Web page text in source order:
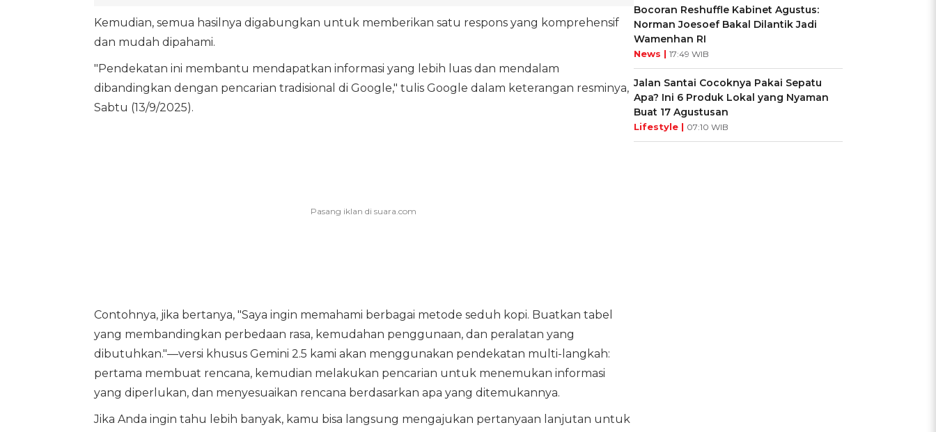
Kemudian, semua hasilnya digabungkan untuk memberikan satu respons yang komprehensif
dan mudah dipahami.
"Pendekatan ini membantu mendapatkan informasi yang lebih luas dan mendalam
dibandingkan dengan pencarian tradisional di Google," tulis Google dalam keterangan resminya,
Sabtu (13/9/2025).
Contohnya, jika bertanya, "Saya ingin memahami berbagai metode seduh kopi. Buatkan tabel
yang membandingkan perbedaan rasa, kemudahan penggunaan, dan peralatan yang
dibutuhkan."—versi khusus Gemini 2.5 kami akan menggunakan pendekatan multi-langkah:
pertama membuat rencana, kemudian melakukan pencarian untuk menemukan informasi
yang diperlukan, dan menyesuaikan rencana berdasarkan apa yang ditemukannya.
Jika Anda ingin tahu lebih banyak, kamu bisa langsung mengajukan pertanyaan lanjutan untuk
Bocoran Reshuffle Kabinet Agustus:
Norman Joesoef Bakal Dilantik Jadi
Wamenhan RI
News | 17:49 WIB
Jalan Santai Cocoknya Pakai Sepatu
Apa? Ini 6 Produk Lokal yang Nyaman
Buat 17 Agustusan
Lifestyle | 07:10 WIB